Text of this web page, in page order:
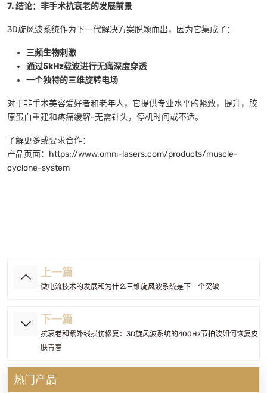
7. 结论：非手术抗衰老的发展前景
3D旋风波系统作为下一代解决方案脱颖而出，因为它集成了：
三频生物刺激
通过5kHz载波进行无痛深度穿透
一个独特的三维旋转电场
对于非手术美容爱好者和老年人，它提供专业水平的紧致，提升，胶
原蛋白重建和疼痛缓解-无需针头，停机时间或不适。
了解更多或要求合作：
产品页面：https://www.omni-lasers.com/products/muscle-
cyclone-system
上一篇
微电流技术的发展和为什么三维旋风波系统是下一个突破
下一篇
抗衰老和紫外线损伤修复：3D旋风波系统的400Hz节拍波如何恢复皮
肤青春
热门产品